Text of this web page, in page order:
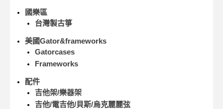
國樂區
台灣製古箏
美國Gator&frameworks
Gatorcases
Frameworks
配件
吉他架/樂器架
吉他/電吉他/貝斯/烏克麗麗弦